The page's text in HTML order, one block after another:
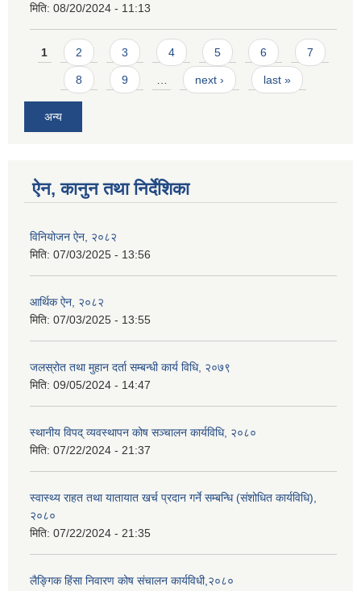
मिति: 08/20/2024 - 11:13
Pages
1 2 3 4 5 6 7
8 9 next › last »
अन्य
ऐन, कानुन तथा निर्देशिका
विनियोजन ऐन, २०८२
मिति: 07/03/2025 - 13:56
आर्थिक ऐन, २०८२
मिति: 07/03/2025 - 13:55
जलस्रोत तथा मुहान दर्ता सम्बन्धी कार्य विधि, २०७९
मिति: 09/05/2024 - 14:47
स्थानीय विपद् व्यवस्थापन कोष सञ्चालन कार्यविधि, २०८०
मिति: 07/22/2024 - 21:37
स्वास्थ्य राहत तथा यातायात खर्च प्रदान गर्ने सम्बन्धि (संशोधित कार्यविधि),
२०८०
मिति: 07/22/2024 - 21:35
लैङ्गिक हिंसा निवारण कोष संचालन कार्यविधी,२०८०